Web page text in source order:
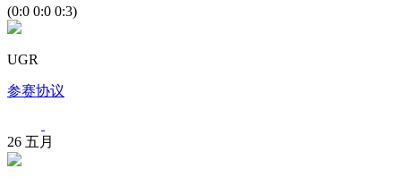
(0:0 0:0 0:3)
UGR
参赛协议
26 五月